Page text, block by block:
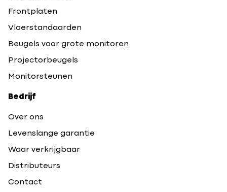
Frontplaten
Vloerstandaarden
Beugels voor grote monitoren
Projectorbeugels
Monitorsteunen
Bedrijf
Over ons
Levenslange garantie
Waar verkrijgbaar
Distributeurs
Contact